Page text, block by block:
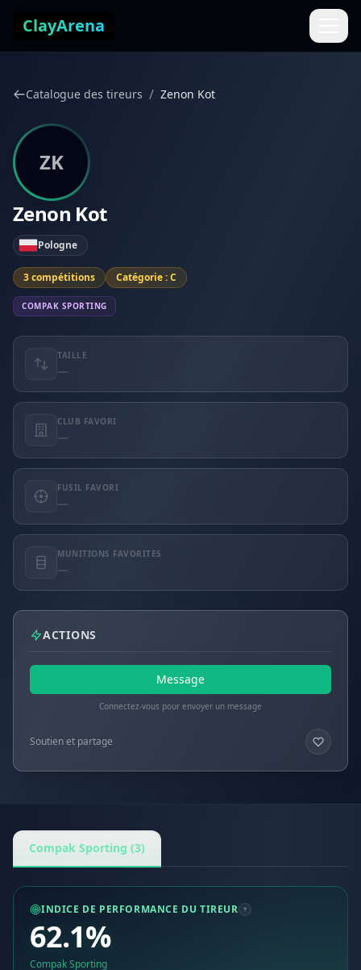
ClayArena
Catalogue des tireurs / Zenon Kot
ZK
Zenon Kot
Pologne
3 compétitions Catégorie : C
COMPAK SPORTING
TAILLE
—
CLUB FAVORI
—
FUSIL FAVORI
—
MUNITIONS FAVORITES
—
ACTIONS
Message
Connectez-vous pour envoyer un message
Soutien et partage
Compak Sporting (3)
INDICE DE PERFORMANCE DU TIREUR
62.1%
Compak Sporting